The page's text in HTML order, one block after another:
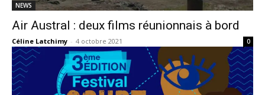
NEWS
Air Austral : deux films réunionnais à bord
Céline Latchimy - 4 octobre 2021 0